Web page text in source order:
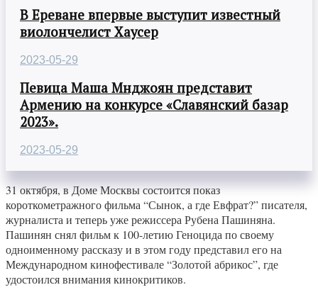
В Ереване впервые выступит известный
виолончелист Хаусер
2023-05-29
Певица Маша Мнджоян представит
Армению на конкурсе «Славянский базар
2023».
2023-05-29
31 октября, в Доме Москвы состоится показ
короткометражного фильма “Сынок, а где Евфрат?” писателя,
журналиста и теперь уже режиссера Рубена Пашиняна.
Пашинян снял фильм к 100-летию Геноцида по своему
одноименному рассказу и в этом году представил его на
Международном кинофестивале “Золотой абрикос”, где
удостоился внимания кинокритиков.